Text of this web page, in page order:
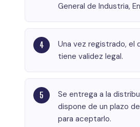
General de Industria,
Una vez registrado, el
tiene validez legal.
Se entrega a la
dispone de un plazo
para aceptarlo.